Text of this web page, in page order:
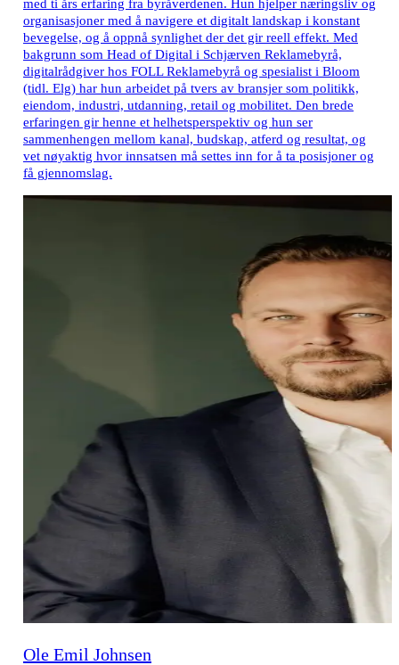
med ti års erfaring fra byråverdenen. Hun hjelper næringsliv og
organisasjoner med å navigere et digitalt landskap i konstant
bevegelse, og å oppnå synlighet der det gir reell effekt. Med
bakgrunn som Head of Digital i Schjærven Reklamebyrå,
digitalrådgiver hos FOLL Reklamebyrå og spesialist i Bloom
(tidl. Elg) har hun arbeidet på tvers av bransjer som politikk,
eiendom, industri, utdanning, retail og mobilitet. Den brede
erfaringen gir henne et helhetsperspektiv og hun ser
sammenhengen mellom kanal, budskap, atferd og resultat, og
vet nøyaktig hvor innsatsen må settes inn for å ta posisjoner og
få gjennomslag.
Ole Emil Johnsen